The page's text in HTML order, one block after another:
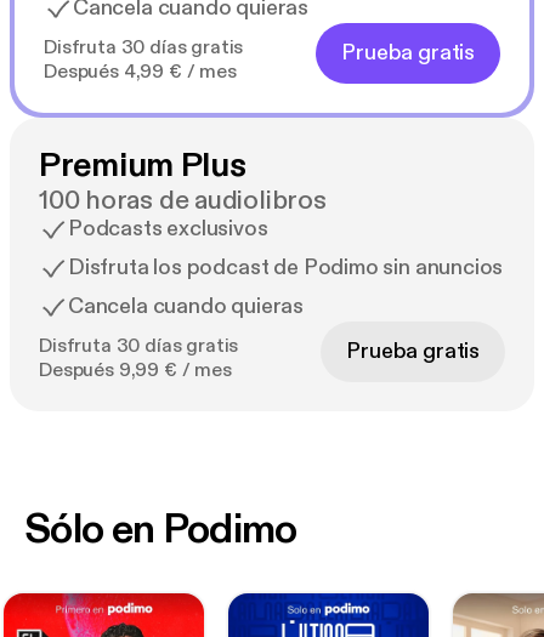
Cancela cuando quieras
Disfruta 30 días gratis
Después 4,99 € / mes
Prueba gratis
Premium Plus
100 horas de audiolibros
Podcasts exclusivos
Disfruta los podcast de Podimo sin anuncios
Cancela cuando quieras
Disfruta 30 días gratis
Después 9,99 € / mes
Prueba gratis
Sólo en Podimo